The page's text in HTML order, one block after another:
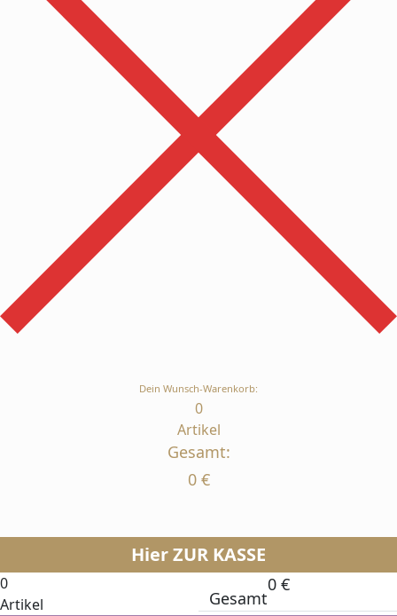
Dein Wunsch-Warenkorb:
0
Artikel
Gesamt:
0 €
Hier ZUR KASSE
0
Artikel
Gesamt
0 €